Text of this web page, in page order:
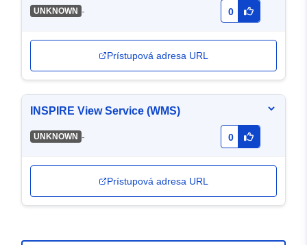
UNKNOWN - 0
Prístupová adresa URL
INSPIRE View Service (WMS)
UNKNOWN - 0
Prístupová adresa URL